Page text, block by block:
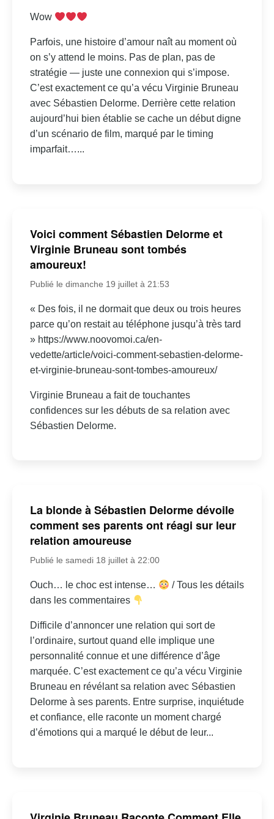
Wow
Parfois, une histoire d’amour naît au moment où
on s’y attend le moins. Pas de plan, pas de
stratégie — juste une connexion qui s’impose.
C’est exactement ce qu’a vécu Virginie Bruneau
avec Sébastien Delorme. Derrière cette relation
aujourd’hui bien établie se cache un début digne
d’un scénario de film, marqué par le timing
imparfait…...
Voici comment Sébastien Delorme et
Virginie Bruneau sont tombés
amoureux!
Publié le dimanche 19 juillet à 21:53
« Des fois, il ne dormait que deux ou trois heures
parce qu’on restait au téléphone jusqu’à très tard
» https://www.noovomoi.ca/en-
vedette/article/voici-comment-sebastien-delorme-
et-virginie-bruneau-sont-tombes-amoureux/
Virginie Bruneau a fait de touchantes
confidences sur les débuts de sa relation avec
Sébastien Delorme.
La blonde à Sébastien Delorme dévoile
comment ses parents ont réagi sur leur
relation amoureuse
Publié le samedi 18 juillet à 22:00
Ouch… le choc est intense…
/ Tous les détails
dans les commentaires
Difficile d’annoncer une relation qui sort de
l’ordinaire, surtout quand elle implique une
personnalité connue et une différence d’âge
marquée. C’est exactement ce qu’a vécu Virginie
Bruneau en révélant sa relation avec Sébastien
Delorme à ses parents. Entre surprise, inquiétude
et confiance, elle raconte un moment chargé
d’émotions qui a marqué le début de leur...